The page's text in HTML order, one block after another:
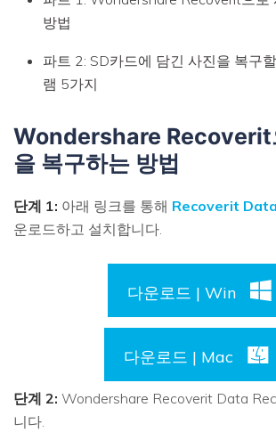
방법
파트 2: SD카드에 담긴 사진을 복구
램 5가지
Wondershare Recoverit
을 복구하는 방법
단계 1: 아래 링크를 통해 Recoverit
운로드하고 설치합니다.
다운로드 | Win
다운로드 | Mac
단계 2: Wondershare Recoverit Data
니다.